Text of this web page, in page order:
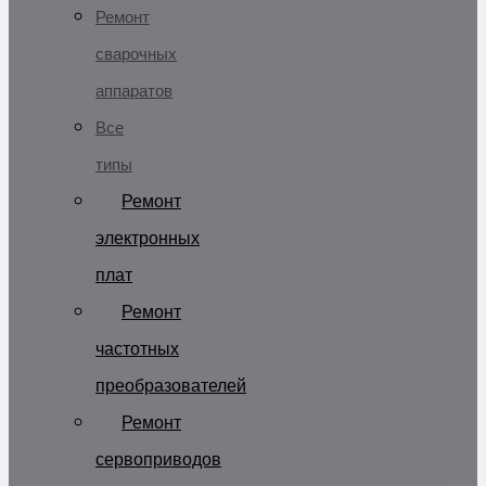
Ремонт
сварочных
аппаратов
Все
типы
Ремонт
электронных
плат
Ремонт
частотных
преобразователей
Ремонт
сервоприводов